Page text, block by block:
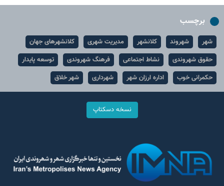
برچسب
شهر شهروند کلانشهر مدیریت شهری
کلانشهرهای جهان
حقوق شهروندی
نشاط اجتماعی فرهنگ شهروندی
توسعه پایدار
حکمرانی خوب
اداره ارزان شهر شهرداری شهر خلاق
نسخه دسکتاپ